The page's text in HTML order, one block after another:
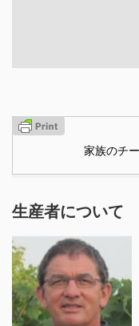
家族のチ
生産者について